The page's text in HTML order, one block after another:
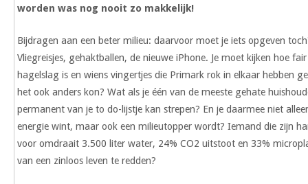
worden was nog nooit zo makkelijk!
Bijdragen aan een beter milieu: daarvoor moet je iets opgeven
Vliegreisjes, gehaktballen, de nieuwe iPhone. Je moet kijken hoe
hagelslag is en wiens vingertjes die Primark rok in elkaar hebben
het ook anders kon? Wat als je één van de meeste gehate
permanent van je to do-lijstje kan strepen? En je daarmee niet
energie wint, maar ook een milieutopper wordt? Iemand die zijn
voor omdraait 3.500 liter water, 24% CO2 uitstoot en 33%
van een zinloos leven te redden?